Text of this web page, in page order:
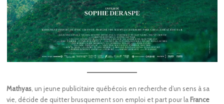
Mathyas , un jeune publicitaire québécois en recherche d’un sens à sa
vie, décide de quitter brusquement son emploi et part pour la France